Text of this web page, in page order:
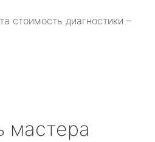
стоимость диагностики –
мастера